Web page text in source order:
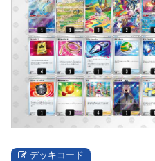
デッキコード